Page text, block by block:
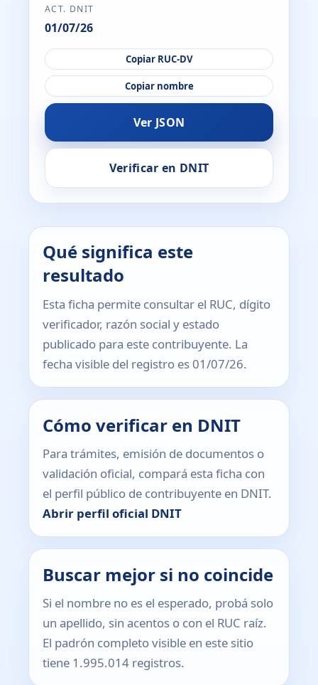
ACT. DNIT
01/07/26
Copiar RUC-DV
Copiar nombre
Ver JSON
Verificar en DNIT
Qué significa este
resultado
Esta ficha permite consultar el RUC, dígito
verificador, razón social y estado
publicado para este contribuyente. La
fecha visible del registro es 01/07/26.
Cómo verificar en DNIT
Para trámites, emisión de documentos o
validación oficial, compará esta ficha con
el perfil público de contribuyente en DNIT.
Abrir perfil oficial DNIT
Buscar mejor si no coincide
Si el nombre no es el esperado, probá solo
un apellido, sin acentos o con el RUC raíz.
El padrón completo visible en este sitio
tiene 1.995.014 registros.